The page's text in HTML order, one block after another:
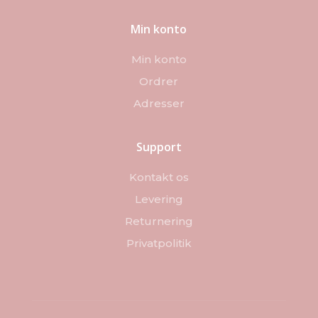
Min konto
Min konto
Ordrer
Adresser
Support
Kontakt os
Levering
Returnering
Privatpolitik